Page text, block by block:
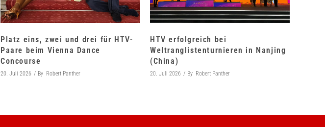
Platz eins, zwei und drei für HTV-
Paare beim Vienna Dance
Concourse
20. Juli 2026 By Robert Panther
HTV erfolgreich bei
Weltranglistenturnieren in Nanjing
(China)
20. Juli 2026 By Robert Panther